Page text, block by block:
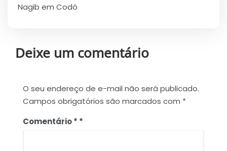
Nagib em Codó
Deixe um comentário
O seu endereço de e-mail não será publicado.
Campos obrigatórios são marcados com *
Comentário*